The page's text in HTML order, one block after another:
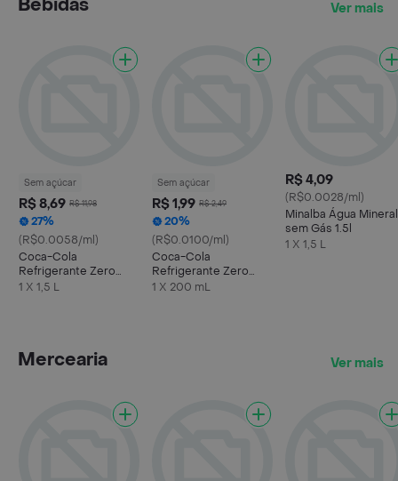
Bebidas Ver mais
Sem açúcar
R$ 8,69 R$ 11,98
27%
(R$0.0058/ml)
Coca-Cola
Refrigerante Zero
Açúcar Garrafa 1.5 l
1 X 1,5 L
Sem açúcar
R$ 1,99 R$ 2,49
20%
(R$0.0100/ml)
Coca-Cola
Refrigerante Zero
Açúcar Mini Garrafa
1 X 200 mL
R$ 4,09
(R$0.0028/ml)
Minalba Água Mineral
sem Gás 1.5l
1 X 1,5 L
Mercearia Ver mais